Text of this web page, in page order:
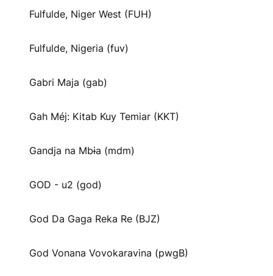
Fulfulde, Niger West (FUH)
Fulfulde, Nigeria (fuv)
Gabri Maja (gab)
Gah Méj: Kitab Kuy Temiar (KKT)
Gandja na Mbɨa (mdm)
GOD - u2 (god)
God Da Gaga Reka Re (BJZ)
God Vonana Vovokaravina (pwgB)